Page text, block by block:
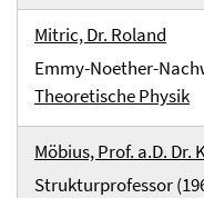
Mitric, Dr. Roland
Emmy-Noether-
Theoretische Physik
Möbius, Prof. a.D. Dr.
Strukturprofessor